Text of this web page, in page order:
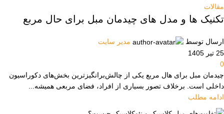
مقالات
تکنیک ها و مدل های چیدمان مبل برای حال مربع
ارسال توسط
مدیر سایت
25 تیر 1405
0
چیدمان مبل برای هال مربع یکی از چالش‌برانگیزترین بخش‌های دکوراسیون
داخلی است. برخلاف تصور بسیاری از افراد، فضای مربعی همیشه...
ادامه مطلب